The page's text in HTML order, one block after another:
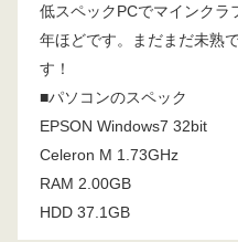
低スペックPCでマインクラ
年ほどです。まだまだ未熟
す！
■パソコンのスペック
EPSON Windows7 32bit
Celeron M 1.73GHz
RAM 2.00GB
HDD 37.1GB